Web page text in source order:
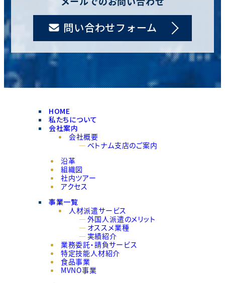
問い合わせフォーム
HOME
私たちについて
会社案内
会社概要
ベトナム支店のご案内
沿革
組織図
社内ツアー
アクセス
事業一覧
人材派遣サービス
外国人派遣のメリット
オススメ業種
実績紹介
業務委託・請負サービス
特定技能人材紹介
食品事業
MVNO事業